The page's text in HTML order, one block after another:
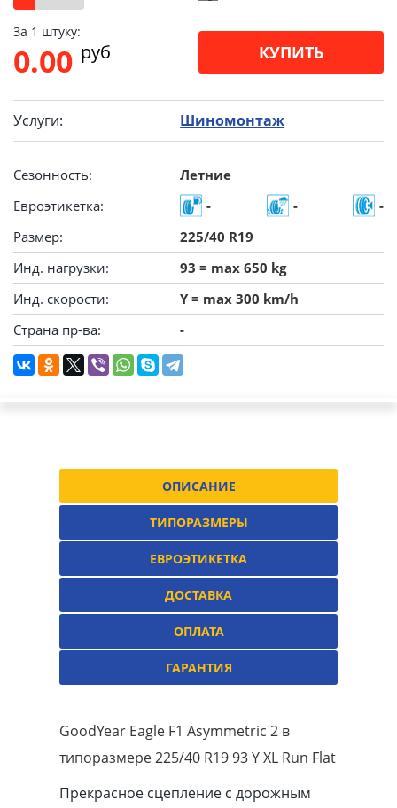
За 1 штуку:
0.00 pуб КУПИТЬ
Услуги: Шиномонтаж
Сезонность:
Летние
Евроэтикетка:
- -
-
Размер:
225/40 R19
Инд. нагрузки:
93 = max 650 kg
Инд. скорости:
Y = max 300 km/h
Страна пр-ва:
-
ОПИСАНИЕ
ТИПОРАЗМЕРЫ
ЕВРОЭТИКЕТКА
ДОСТАВКА
ОПЛАТА
ГАРАНТИЯ
GoodYear Eagle F1 Asymmetric 2 в
типоразмере 225/40 R19 93 Y XL Run Flat
Прекрасное сцепление с дорожным